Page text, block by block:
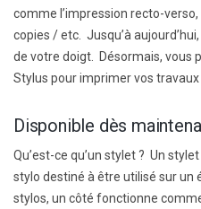
comme l’impression recto-
copies / etc. Jusqu’à
de votre doigt. Désormais, vous
Stylus pour imprimer vos travaux
Disponible dès
Qu’est-ce qu’un stylet ? Un
stylo destiné à être utilisé sur un
stylos, un côté fonctionne